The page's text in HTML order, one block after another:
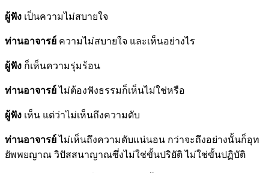
ผู้ฟัง เป็นความไม่สบายใจ
ท่านอาจารย์ ความไม่สบายใจ และเห็นอย่างไร
ผู้ฟัง ก็เห็นความรุ่มร้อน
ท่านอาจารย์ไม่ต้องฟังธรรมก็เห็นไม่ใช่หรือ
ผู้ฟัง เห็น แต่ว่าไม่เห็นถึงความดับ
ท่านอาจารย์ไม่เห็นถึงความดับแน่นอน กว่าจะถึงอย่างนั้นก็อุท
ยัพพยญาณ วิปัสสนาญาณซึ่งไม่ใช่ขั้นปริยัติ ไม่ใช่ขั้นปฏิบัติ